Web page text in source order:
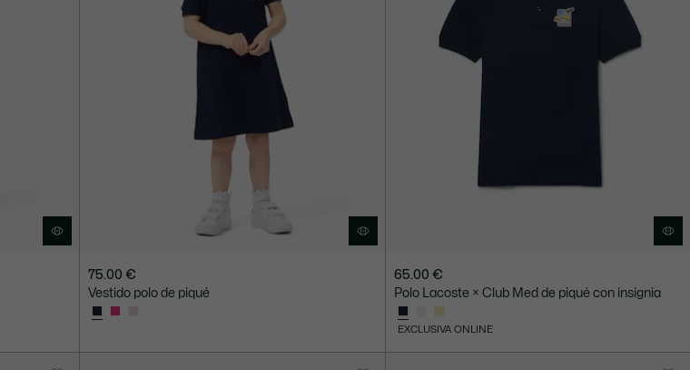
75.00 €
Vestido polo de piqué
65.00 €
Polo Lacoste × Club Med de piqué con insignia
EXCLUSIVA ONLINE